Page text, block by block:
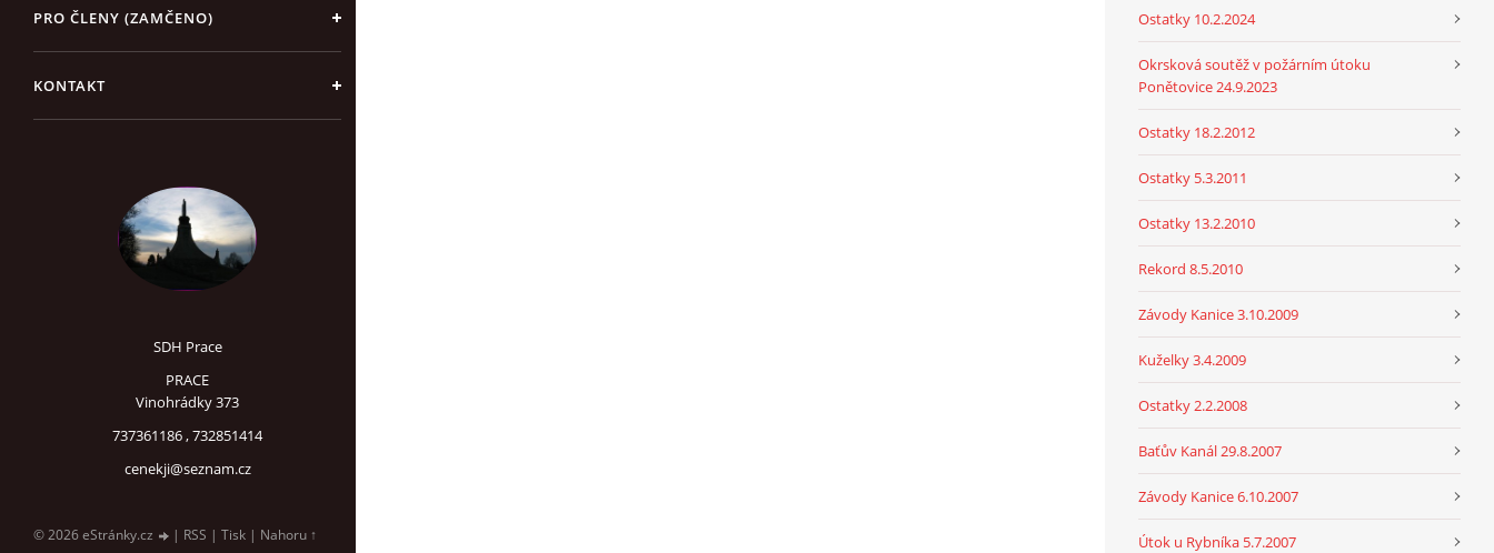
PRO ČLENY (ZAMČENO)
KONTAKT
SDH Prace
PRACE
Vinohrádky 373
737361186 , 732851414
cenekji@seznam.cz
© 2026 eStránky.cz | RSS | Tisk | Nahoru ↑
Ostatky 10.2.2024
Okrsková soutěž v požárním útoku
Ponětovice 24.9.2023
Ostatky 18.2.2012
Ostatky 5.3.2011
Ostatky 13.2.2010
Rekord 8.5.2010
Závody Kanice 3.10.2009
Kuželky 3.4.2009
Ostatky 2.2.2008
Baťův Kanál 29.8.2007
Závody Kanice 6.10.2007
Útok u Rybníka 5.7.2007